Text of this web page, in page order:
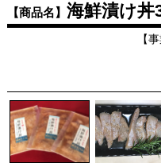
【商品名】 海鮮漬け丼
【